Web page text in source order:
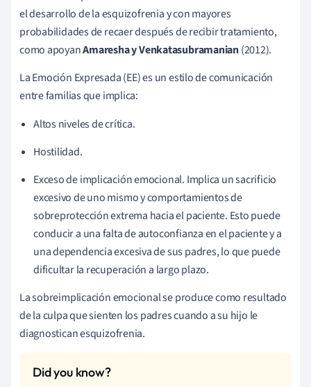
el desarrollo de la esquizofrenia y con mayores
probabilidades de recaer después de recibir tratamiento,
como apoyanAmaresha y Venkatasubramanian(2012).
La Emoción Expresada (EE) es un estilo de comunicación
entre familias que implica:
Altos niveles de crítica.
Hostilidad.
Exceso de implicación emocional. Implica un sacrificio
excesivo de uno mismo y comportamientos de
sobreprotección extrema hacia el paciente. Esto puede
conducir a una falta de autoconfianza en el paciente y a
una dependencia excesiva de sus padres, lo que puede
dificultar la recuperación a largo plazo.
La sobreimplicación emocional se produce como resultado
de la culpa que sienten los padres cuando a su hijo le
diagnostican esquizofrenia.